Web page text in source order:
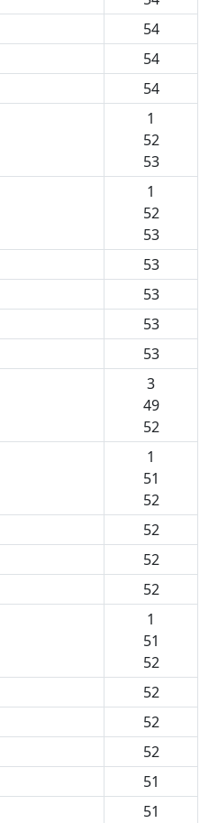
54
54
54
1
52
53
1
52
53
53
53
53
53
3
49
52
1
51
52
52
52
52
1
51
52
52
52
52
51
51